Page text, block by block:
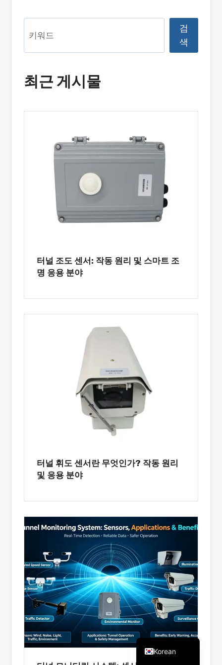
색
검
색
최근 게시물
터널 조도 센서: 작동 원리 및 스마트 조
명 응용 분야
터널 휘도 센서란 무엇인가? 작동 원리
및 응용 분야
Korean
English
Chinese
Thai
Vietnamese
French
Portuguese
Spanish
Arabic